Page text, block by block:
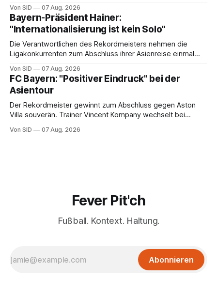
Von SID 07 Aug. 2026
Bayern-Präsident Hainer:
"Internationalisierung ist kein Solo"
Die Verantwortlichen des Rekordmeisters nehmen die
Ligakonkurrenten zum Abschluss ihrer Asienreise einmal
Von SID 07 Aug. 2026
FC Bayern: "Positiver Eindruck" bei der
Asientour
Der Rekordmeister gewinnt zum Abschluss gegen Aston
Villa souverän. Trainer Vincent Kompany wechselt bei
Von SID 07 Aug. 2026
Fever Pit'ch
Fußball. Kontext. Haltung.
Abonnieren